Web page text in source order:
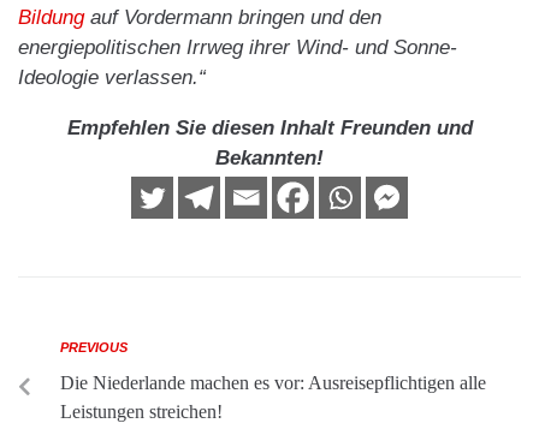
Bildungauf Vordermann bringen und den
energiepolitischen Irrweg ihrer Wind- und Sonne-
Ideologie verlassen.“
Empfehlen Sie diesen Inhalt Freunden und
Bekannten!
PREVIOUS
Die Niederlande machen es vor: Ausreisepflichtigen alle
Leistungen streichen!